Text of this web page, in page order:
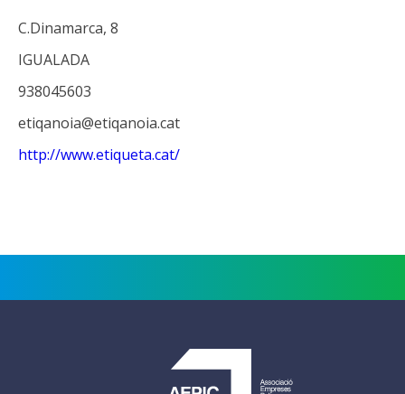
C.Dinamarca, 8
IGUALADA
938045603
etiqanoia@etiqanoia.cat
http://www.etiqueta.cat/